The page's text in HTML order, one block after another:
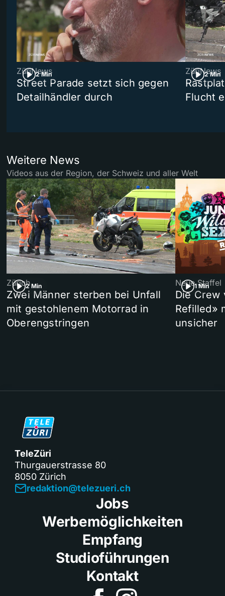
2 Min
ZüriNews
Street Parade setzt sich gegen
Detailhändler durch
2 Min
ZüriNews
Flucht
Weitere News
Videos aus der Region, der Schweiz und aller Welt
2 Min
Zürich
Zwei Männer sterben bei Unfall
mit gestohlenem Motorrad in
Oberengstringen
1 Min
Neue Staffel
Die Crew
Refilled»
unsicher
TeleZüri
Thurgauerstrasse 80
8050 Zürich
redaktion@telezueri.ch
Jobs
Werbemöglichkeiten
Empfang
Studioführungen
Kontakt